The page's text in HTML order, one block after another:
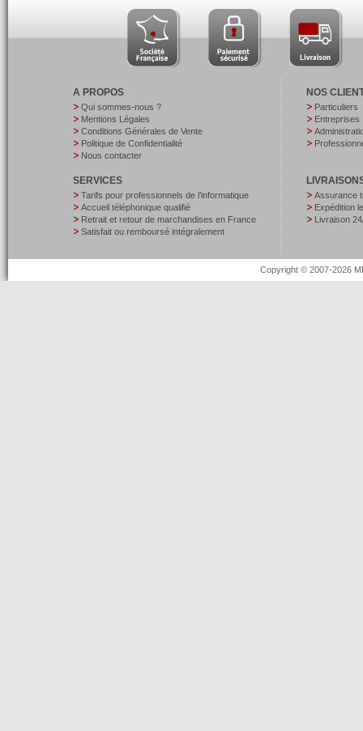
A PROPOS
Qui sommes-nous ?
Mentions Légales
Conditions Générales de Vente
Politique de Confidentialité
Nous contacter
SERVICES
Tarifs pour professionnels de l’informatique
Accueil téléphonique qualifié
Retrait et retour de marchandises en France
Satisfait ou remboursé intégralement
NOS
Particuliers
Entreprises
Assurance
Expédition
Livraison
Copyright © 2007-2026